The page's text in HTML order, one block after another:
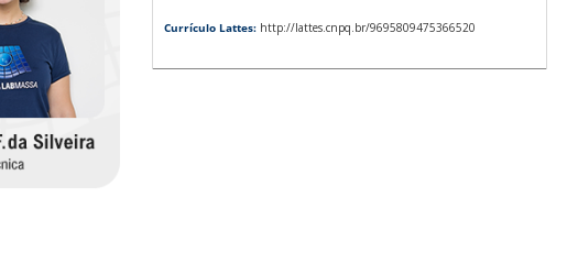
Currículo Lattes: http://lattes.cnpq.br/9695809475366520